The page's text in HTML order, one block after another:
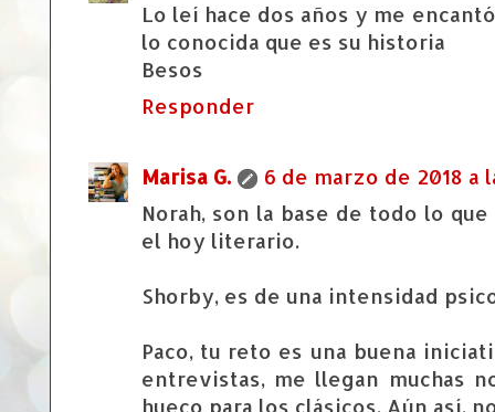
Lo leí hace dos años y me
lo conocida que es su historia
Besos
Responder
Marisa G.
6 de marzo de 2018 a
Norah, son la base de todo lo
el hoy literario.
Shorby, es de una intensidad
Paco, tu reto es una buena
entrevistas, me llegan muchas
hueco para los clásicos. Aún así,